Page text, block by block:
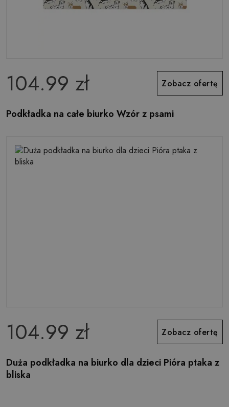
104.99 zł Zobacz ofertę
Podkładka na całe biurko Wzór z psami
104.99 zł Zobacz ofertę
Duża podkładka na biurko dla dzieci Pióra ptaka z
bliska